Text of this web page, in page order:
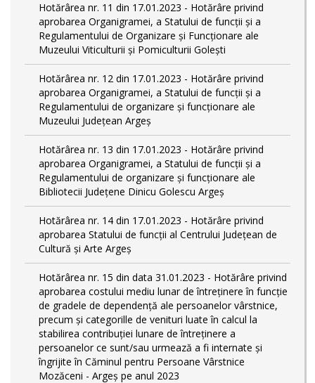
Hotărârea nr. 11 din 17.01.2023 - Hotărâre privind
aprobarea Organigramei, a Statului de funcții și a
Regulamentului de Organizare și Funcționare ale
Muzeului Viticulturii și Pomiculturii Golești
Hotărârea nr. 12 din 17.01.2023 - Hotărâre privind
aprobarea Organigramei, a Statului de funcții și a
Regulamentului de organizare și funcționare ale
Muzeului Județean Argeș
Hotărârea nr. 13 din 17.01.2023 - Hotărâre privind
aprobarea Organigramei, a Statului de funcții și a
Regulamentului de organizare și funcționare ale
Bibliotecii Județene Dinicu Golescu Argeș
Hotărârea nr. 14 din 17.01.2023 - Hotărâre privind
aprobarea Statului de funcţii al Centrului Județean de
Cultură și Arte Argeș
Hotărârea nr. 15 din data 31.01.2023 - Hotărâre privind
aprobarea costului mediu lunar de întreţinere în funcţie
de gradele de dependenţă ale persoanelor vârstnice,
precum şi categorille de venituri luate în calcul la
stabilirea contribuţiei lunare de întreţinere a
persoanelor ce sunt/sau urmează a fi internate şi
îngrijite în Căminul pentru Persoane Vârstnice
Mozăceni - Argeş pe anul 2023